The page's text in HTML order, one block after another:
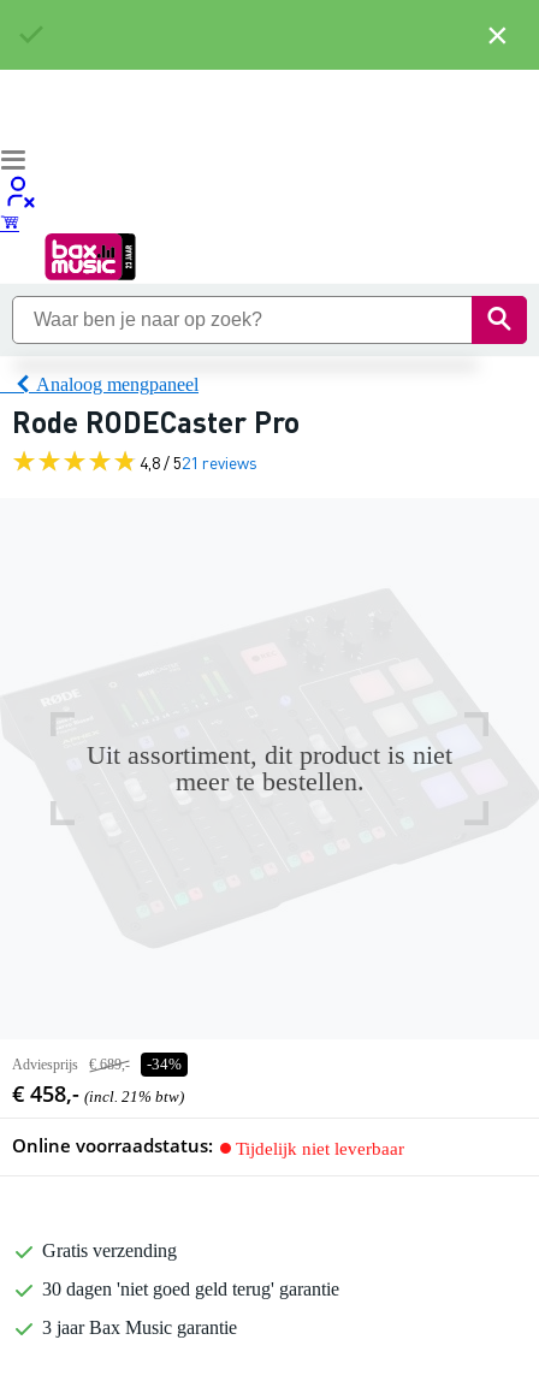
Analoog mengpaneel
Rode RODECaster Pro
4,8 / 521 reviews
Uit assortiment, dit product is niet
meer te bestellen.
Adviesprijs € 689,- -34%
€ 458,- (incl. 21% btw)
Online voorraadstatus: Tijdelijk niet leverbaar
Gratis verzending
30 dagen 'niet goed geld terug' garantie
3 jaar Bax Music garantie
×